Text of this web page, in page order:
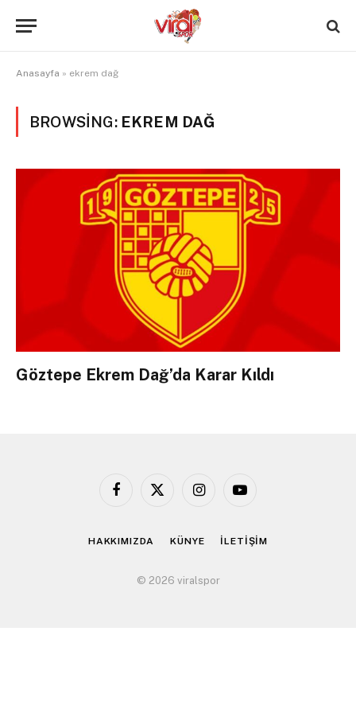
Anasayfa » ekrem dağ
BROWSING: EKREM DAĞ
Göztepe Ekrem Dağ’da Karar Kıldı
Facebook
X
InstagramYouTube
HAKKIMIZDA KÜNYE İLETİŞİM
© 2026 viralspor